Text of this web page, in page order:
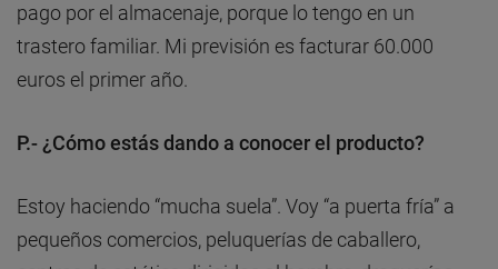
pago por el almacenaje, porque lo tengo en un
trastero familiar. Mi previsión es facturar 60.000
euros el primer año.
P.- ¿Cómo estás dando a conocer el producto?
Estoy haciendo “mucha suela”. Voy “a puerta fría” a
pequeños comercios, peluquerías de caballero,